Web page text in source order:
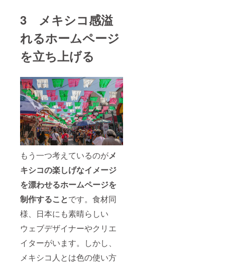
3 メキシコ感溢
れるホームページ
を立ち上げる
もう一つ考えているのがメ
キシコの楽しげなイメージ
を漂わせるホームページを
制作することです。食材同
様、日本にも素晴らしい
ウェブデザイナーやクリエ
イターがいます。しかし、
メキシコ人とは色の使い方